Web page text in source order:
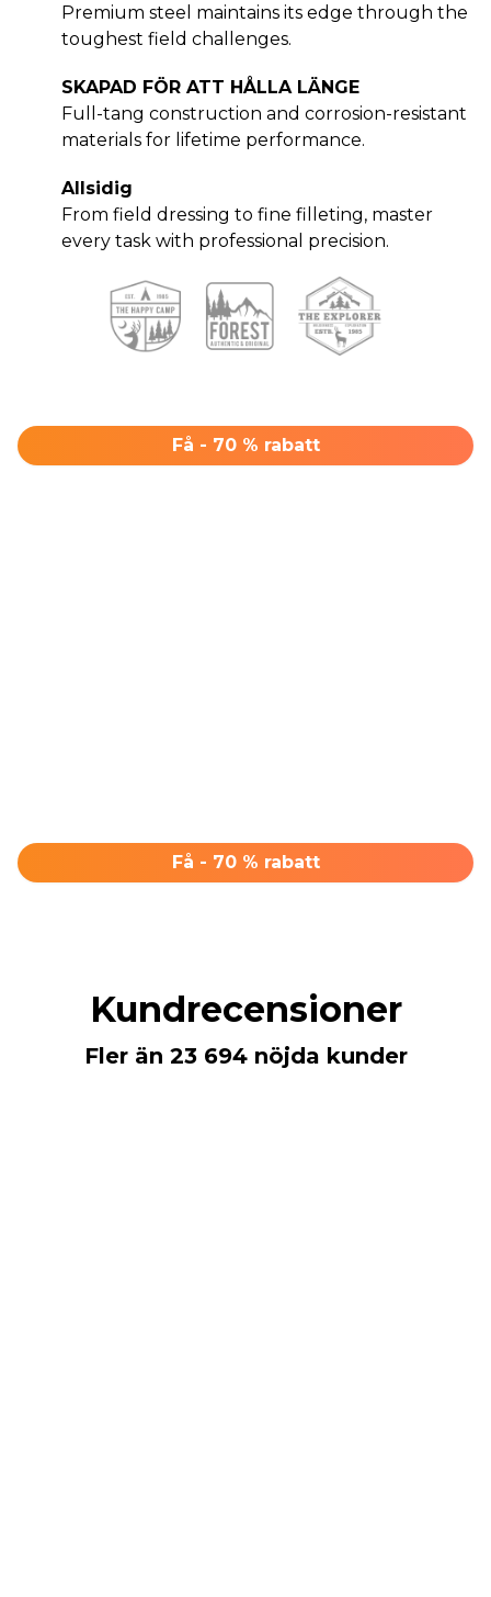
Premium steel maintains its edge through the
toughest field challenges.
SKAPAD FÖR ATT HÅLLA LÄNGE
Full-tang construction and corrosion-resistant
materials for lifetime performance.
Allsidig
From field dressing to fine filleting, master
every task with professional precision.
Få - 70 % rabatt
Få - 70 % rabatt
Kundrecensioner
Fler än 23 694 nöjda kunder